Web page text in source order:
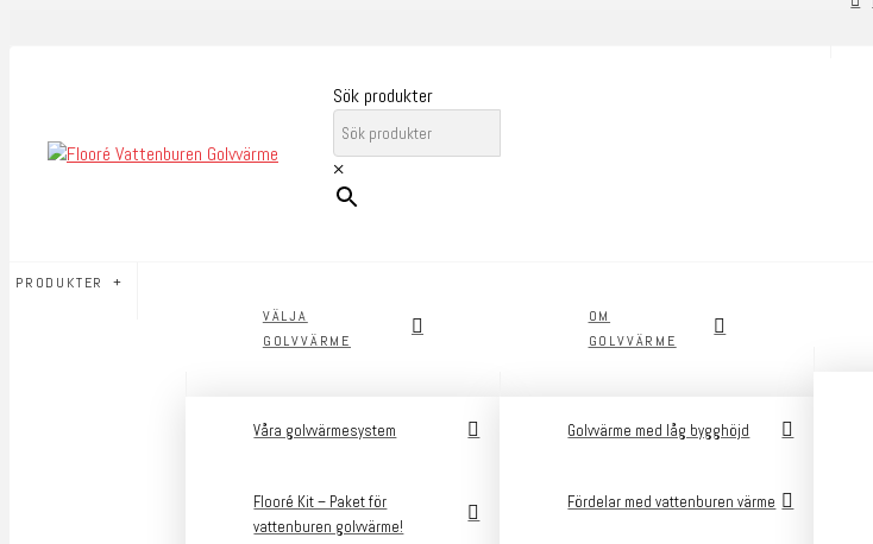
Sök produkter
×
PRODUKTER
VÄLJA
GOLVVÄRME
Våra golvvärmesystem
Flooré Kit – Paket för
vattenburen golvvärme!
OM
GOLVVÄRME
Golvvärme med låg bygghöjd
Fördelar med vattenburen värme